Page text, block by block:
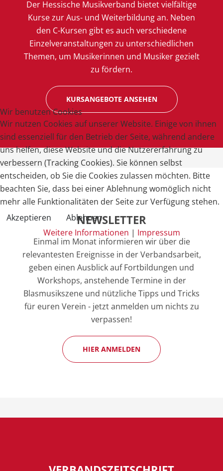
Der Hessische Musikverband bietet vielfältige
Kurse zur Aus- und Weiterbildung an. Neben
den C-Kursen gibt es auch verschiedene
Einzelveranstaltungen zu unterschiedlichen
Themen, um Musikerinnen und Musiker gezielt
zu fördern.
KURSANGEBOTE ANSEHEN
NEWSLETTER
Einmal im Monat informieren wir über die
relevantesten Ereignisse in der Verbandsarbeit,
geben einen Ausblick auf Fortbildungen und
Workshops, anstehende Termine in der
Blasmusikszene und nützliche Tipps und Tricks
für euren Verein - jetzt anmelden um nichts zu
verpassen!
HIER ANMELDEN
Wir benutzen Cookies
Wir nutzen Cookies auf unserer Website. Einige von ihnen
sind essenziell für den Betrieb der Seite, während andere
uns helfen, diese Website und die Nutzererfahrung zu
verbessern (Tracking Cookies). Sie können selbst
entscheiden, ob Sie die Cookies zulassen möchten. Bitte
beachten Sie, dass bei einer Ablehnung womöglich nicht
mehr alle Funktionalitäten der Seite zur Verfügung stehen.
Akzeptieren
Ablehnen
Weitere Informationen | Impressum